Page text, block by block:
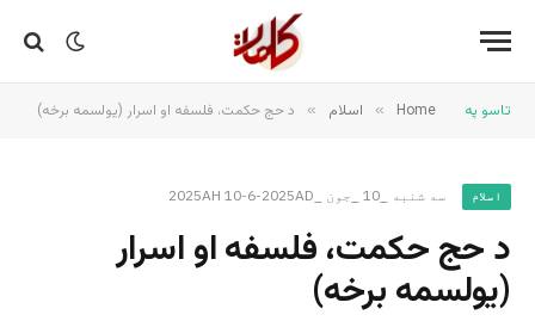
تاسو په Home
» اسلام » د حج حکمت، فلسفه او اسرار (یولسمه برخه)
اسلام سه شنبه _10 _جون _2025AH 10-6-2025AD
د حج حکمت، فلسفه او اسرار
(یولسمه برخه)